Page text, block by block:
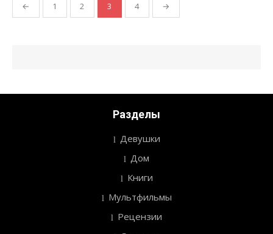
Пагинация
← 1 2 3 4 →
Разделы
Девушки
Дом
Книги
Мультфильмы
Рецензии